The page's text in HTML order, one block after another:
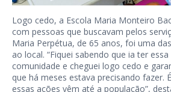
Logo cedo, a Escola Maria Monteiro
com pessoas que buscavam pelos
Maria Perpétua, de 65 anos, foi uma
ao local. “Fiquei sabendo que ia ter
comunidade e cheguei logo cedo e
que há meses estava precisando fazer.
essas ações vêm até a população”,